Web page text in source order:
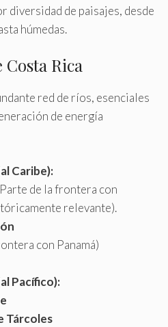
diversidad de paisajes, desde
húmedas.
Rica
red de ríos, esenciales
de energía
Caribe):
de la frontera con
relevante).
con Panamá)
Pacífico):
Tárcoles